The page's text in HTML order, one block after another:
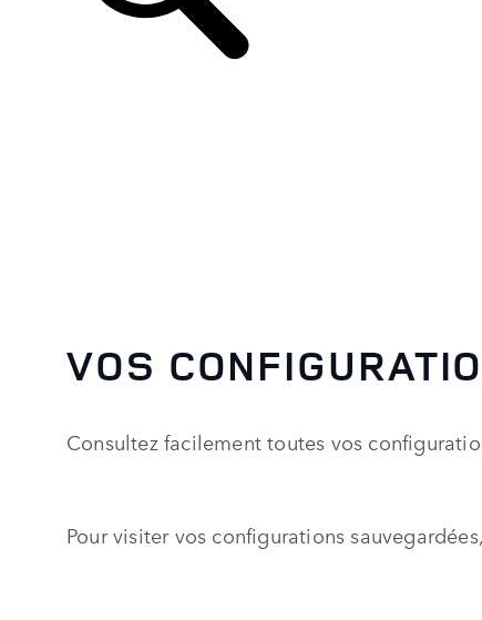
VOS
Consultez facilement toutes vos
Pour visiter vos configurations